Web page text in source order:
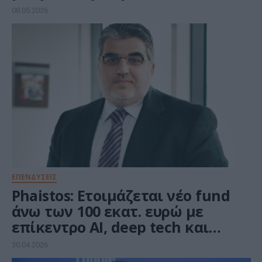
μεγάλο στοίχημα των
επενδύσεων τώρα
08.05.2026
ΕΠΕΝΔΥΣΕΙΣ
Phaistos: Ετοιμάζεται νέο fund
άνω των 100 εκατ. ευρώ με
επίκεντρο AI, deep tech και
διαστημικές τεχνολογίες
30.04.2026